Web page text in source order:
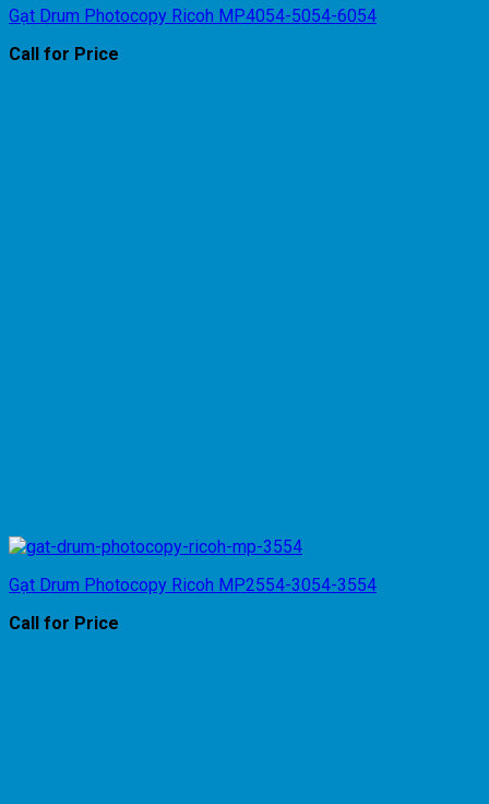
Gạt Drum Photocopy Ricoh MP4054-5054-6054
Call for Price
Gạt Drum Photocopy Ricoh MP2554-3054-3554
Call for Price